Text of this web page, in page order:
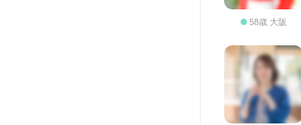
58歳 大阪